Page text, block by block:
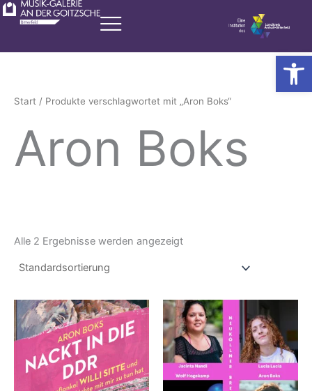
Zum
Inhalt
Start / Produkte verschlagwortet mit „Aron Boks“
Aron Boks
Alle 2 Ergebnisse werden angezeigt